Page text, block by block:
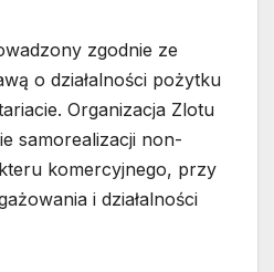
zgodnie ze
o działalności pożytku
Organizacja Zlotu
samorealizacji non-
komercyjnego, przy
i działalności